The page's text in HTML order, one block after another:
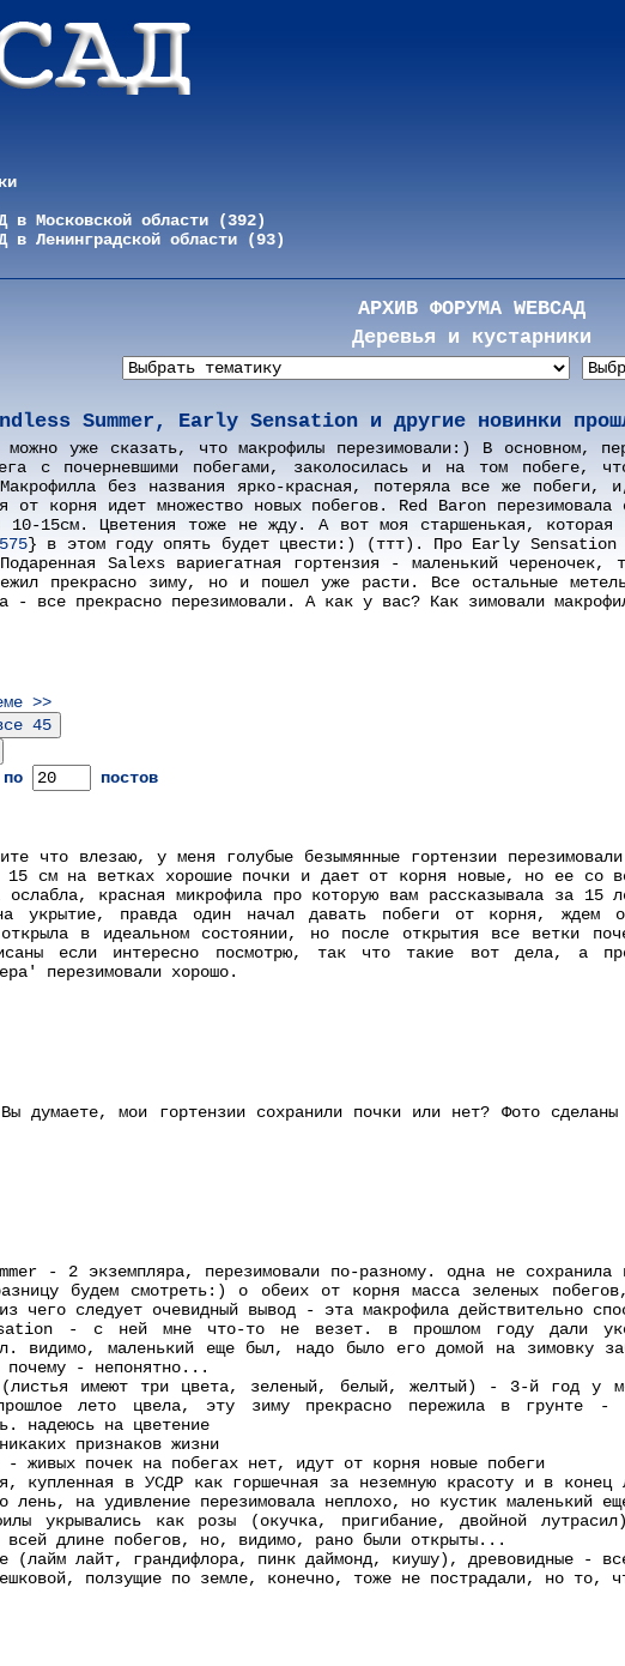
в Московской области (392)
в Ленинградской области (93)
АРХИВ ФОРУМА WEBСАД
Деревья и кустарники
Summer, Early Sensation и другие новинки
можно уже сказать, что макрофилы перезимовали:) В основном,
с почерневшими побегами, заколосилась и на том побеге,
без названия ярко-красная, потеряла все же
от корня идет множество новых побегов. Red Baron
10-15см. Цветения тоже не жду. А вот моя старшенькая,
} в этом году опять будет цвести:) (ттт). Про Early Sensation
Salexs вариегатная гортензия - маленький
прекрасно зиму, но и пошел уже расти. Все остальные
- все прекрасно перезимовали. А как у вас? Как зимовали
>>
постов
что влезаю, у меня голубые безымянные гортензии
15 см на ветках хорошие почки и дает от корня новые, но ее со
красная микрофила про которую вам рассказывала за 15
укрытие, правда один начал давать побеги от корня, ждем
открыла в идеальном состоянии, но после открытия все ветки
если интересно посмотрю, так что такие вот дела, а
перезимовали хорошо.
думаете, мои гортензии сохранили почки или нет? Фото
- 2 экземпляра, перезимовали по-разному. одна не
будем смотреть:) о обеих от корня масса зеленых
чего следует очевидный вывод - эта макрофила действительно
- с ней мне что-то не везет. в прошлом году дали
видимо, маленький еще был, надо было его домой на зимовку
почему - непонятно...
имеют три цвета, зеленый, белый, желтый) - 3-й год у
лето цвела, эту зиму прекрасно пережила в грунте -
надеюсь на цветение
признаков жизни
- живых почек на побегах нет, идут от корня новые побеги
купленная в УСДР как горшечная за неземную красоту и в
лень, на удивление перезимовала неплохо, но кустик маленький
укрывались как розы (окучка, пригибание, двойной
всей длине побегов, но, видимо, рано были открыты...
(лайм лайт, грандифлора, пинк даймонд, киушу), древовидные -
ползущие по земле, конечно, тоже не пострадали, но то,